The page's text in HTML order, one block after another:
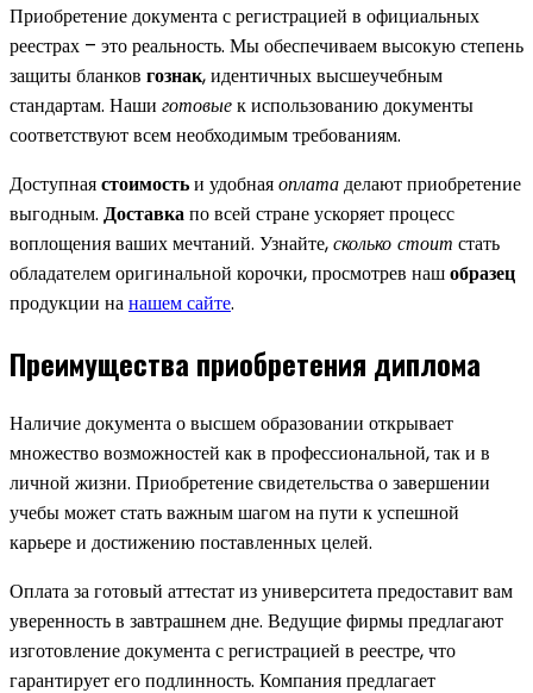
Приобретение документа с регистрацией в официальных
реестрах – это реальность. Мы обеспечиваем высокую степень
защиты бланков гознак, идентичных высшеучебным
стандартам. Наши готовыек использованию документы
соответствуют всем необходимым требованиям.
Доступнаястоимостьи удобнаяоплатаделают приобретение
выгодным. Доставкапо всей стране ускоряет процесс
воплощения ваших мечтаний. Узнайте,сколько стоит стать
обладателем оригинальной корочки, просмотрев нашобразец
продукции нанашем сайте.
Преимущества приобретения диплома
Наличие документа о высшем образовании открывает
множество возможностей как в профессиональной, так и в
личной жизни. Приобретение свидетельства о завершении
учебы может стать важным шагом на пути к успешной
карьере и достижению поставленных целей.
Оплата за готовый аттестат из университета предоставит вам
уверенность в завтрашнем дне. Ведущие фирмы предлагают
изготовление документа с регистрацией в реестре, что
гарантирует его подлинность. Компания предлагает